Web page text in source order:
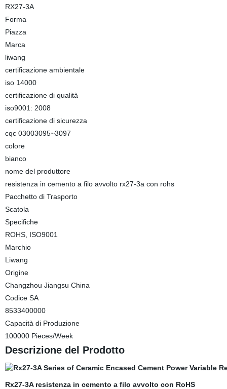
RX27-3A
Forma
Piazza
Marca
liwang
certificazione ambientale
iso 14000
certificazione di qualità
iso9001: 2008
certificazione di sicurezza
cqc 03003095~3097
colore
bianco
nome del produttore
resistenza in cemento a filo avvolto rx27-3a con rohs
Pacchetto di Trasporto
Scatola
Specifiche
ROHS, ISO9001
Marchio
Liwang
Origine
Changzhou Jiangsu China
Codice SA
8533400000
Capacità di Produzione
100000 Pieces/Week
Descrizione del Prodotto
Rx27-3A resistenza in cemento a filo avvolto con RoHS